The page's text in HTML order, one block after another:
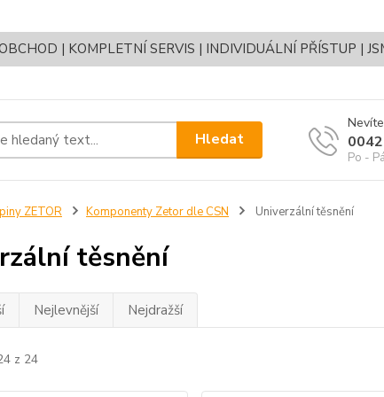
| KOMPLETNÍ SERVIS | INDIVIDUÁLNÍ PŘÍSTUP |
Hledat
Po -
ZETOR Komponenty Zetor dle CSN Univerzální těsnění
těsnění
Nejlevnější Nejdražší
z 24